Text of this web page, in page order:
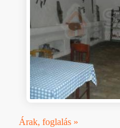
Árak, foglalás »